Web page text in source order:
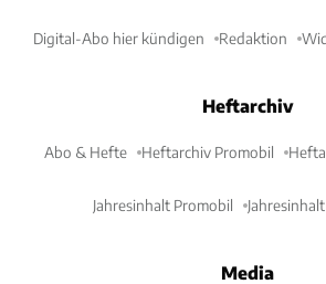
Digital-Abo hier kündigen Redaktion
Heftarchiv
Abo & Hefte Heftarchiv Promobil
Jahresinhalt Promobil
Media